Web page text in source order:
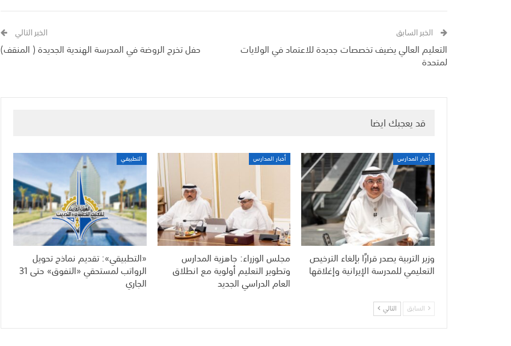
الخبر السابق
التعليم العالي يضيف تخصصات جديدة للاعتماد في الولايات
لمتحدة
الخبر التالي
حفل تخرج الروضة في المدرسة الهندية الجديدة ( المنقف)
قد يعجبك ايضا
أخبار المدارس
وزير التربية يصدر قرارًا بإلغاء الترخيص
التعليمي للمدرسة الإيرانية وإغلاقها
أخبار المدارس
مجلس الوزراء: جاهزية المدارس
وتطوير التعليم أولوية مع انطلاق
العام الدراسي الجديد
التطبيقي
«التطبيقي»: تقديم نماذج تحويل
الرواتب لمستحقي «التفوق» حتى 31
الجاري
السابق التالي